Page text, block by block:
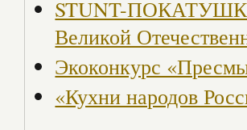
STUNT-
Великой
Экоконкурс
«Кухни народов